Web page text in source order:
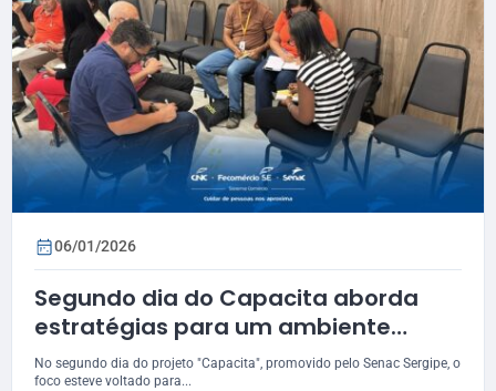
06/01/2026
Segundo dia do Capacita aborda
estratégias para um ambiente
escolar positivo
No segundo dia do projeto "Capacita", promovido pelo Senac Sergipe, o
foco esteve voltado para...